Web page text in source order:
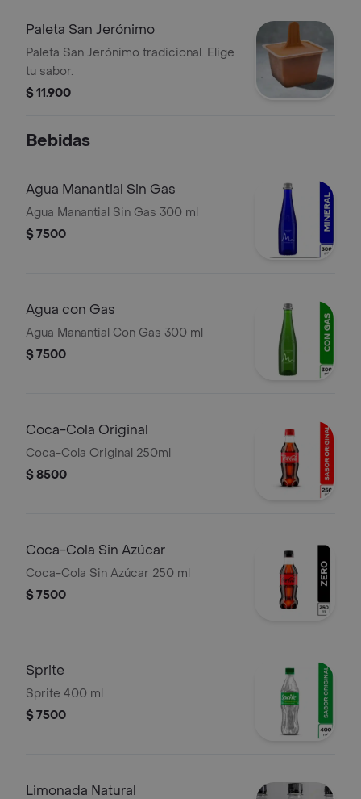
Paleta San Jerónimo
Paleta San Jerónimo tradicional. Elige
tu sabor.
$ 11.900
Bebidas
Agua Manantial Sin Gas
Agua Manantial Sin Gas 300 ml
$ 7500
Agua con Gas
Agua Manantial Con Gas 300 ml
$ 7500
Coca-Cola Original
Coca-Cola Original 250ml
$ 8500
Coca-Cola Sin Azúcar
Coca-Cola Sin Azúcar 250 ml
$ 7500
Sprite
Sprite 400 ml
$ 7500
Limonada Natural